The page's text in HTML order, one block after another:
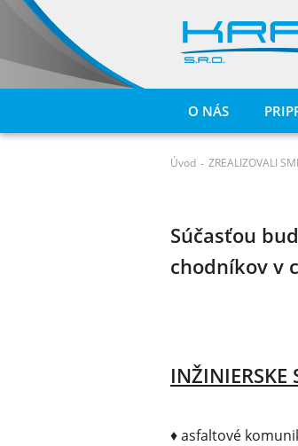
O NÁS
Úvod - ZREALIZOVALI
Súčasťou
chodníkov v
INŽINIERSKE
♦ asfaltové